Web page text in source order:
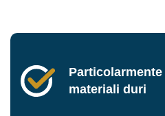
materiali duri